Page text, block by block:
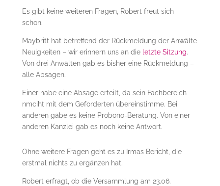
Es gibt keine weiteren Fragen, Robert freut sich
schon.
Maybritt hat betreffend der Rückmeldung der Anwälte
Neuigkeiten – wir erinnern uns an die letzte Sitzung.
Von drei Anwälten gab es bisher eine Rückmeldung –
alle Absagen.
Einer habe eine Absage erteilt, da sein Fachbereich
nmciht mit dem Geforderten übereinstimme. Bei
anderen gäbe es keine Probono-Beratung. Von einer
anderen Kanzlei gab es noch keine Antwort.
Ohne weitere Fragen geht es zu Irmas Bericht, die
erstmal nichts zu ergänzen hat.
Robert erfragt, ob die Versammlung am 23.06.